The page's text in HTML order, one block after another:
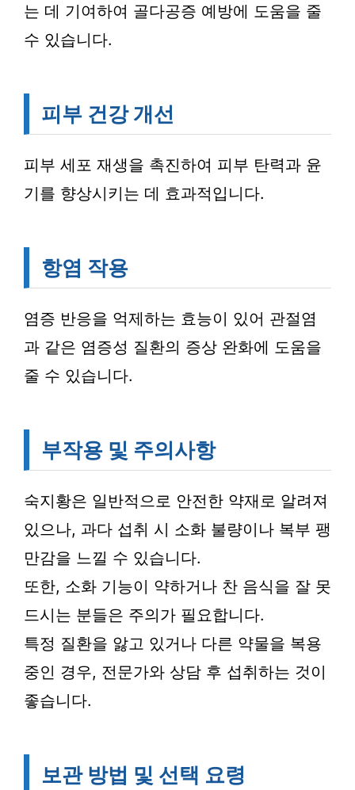
는 데 기여하여 골다공증 예방에 도움을 줄
수 있습니다.
피부 건강 개선
피부 세포 재생을 촉진하여 피부 탄력과 윤
기를 향상시키는 데 효과적입니다.
항염 작용
염증 반응을 억제하는 효능이 있어 관절염
과 같은 염증성 질환의 증상 완화에 도움을
줄 수 있습니다.
부작용 및 주의사항
숙지황은 일반적으로 안전한 약재로 알려져
있으나, 과다 섭취 시 소화 불량이나 복부 팽
만감을 느낄 수 있습니다.
또한, 소화 기능이 약하거나 찬 음식을 잘 못
드시는 분들은 주의가 필요합니다.
특정 질환을 앓고 있거나 다른 약물을 복용
중인 경우, 전문가와 상담 후 섭취하는 것이
좋습니다.
보관 방법 및 선택 요령